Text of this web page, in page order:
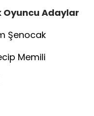
Oyuncu Adaylar
Şenocak
Memili